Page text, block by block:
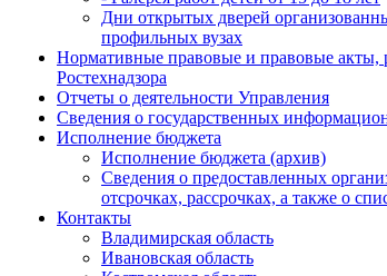
Дни открытых дверей
профильных вузах
Нормативные правовые и правовые акты,
Ростехнадзора
Отчеты о деятельности Управления
Сведения о государственных
Исполнение бюджета
Исполнение бюджета (архив)
Сведения о предоставленных
отсрочках, рассрочках, а также о
Контакты
Владимирская область
Ивановская область